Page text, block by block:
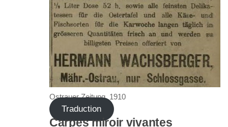
Ostrauer Zeitung, 1910
Traduction
Carpes miroir vivantes